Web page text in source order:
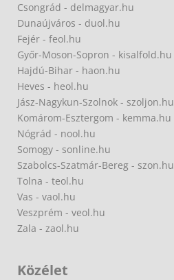
Csongrád - delmagyar.hu
Dunaújváros - duol.hu
Fejér - feol.hu
Győr-Moson-Sopron - kisalfold.hu
Hajdú-Bihar - haon.hu
Heves - heol.hu
Jász-Nagykun-Szolnok - szoljon.hu
Komárom-Esztergom - kemma.hu
Nógrád - nool.hu
Somogy - sonline.hu
Szabolcs-Szatmár-Bereg - szon.hu
Tolna - teol.hu
Vas - vaol.hu
Veszprém - veol.hu
Zala - zaol.hu
Közélet